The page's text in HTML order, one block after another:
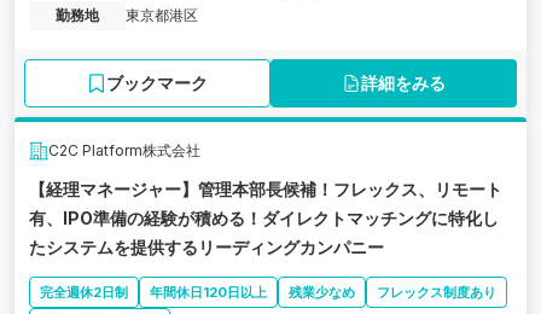
勤務地
東京都港区
ブックマーク 詳細をみる
C2C Platform株式会社
【経理マネージャー】管理本部長候補！フレックス、リモート
有、IPO準備の経験が積める！ダイレクトマッチングに特化し
たシステムを提供するリーディングカンパニー
完全週休2日制 年間休日120日以上 残業少なめ
フレックス制度あり